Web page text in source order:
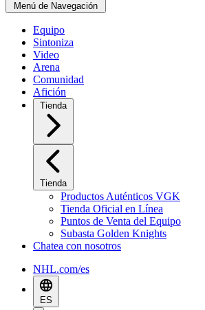
Menú de Navegación
Equipo
Sintoniza
Video
Arena
Comunidad
Afición
Tienda
Tienda
Productos Auténticos VGK
Tienda Oficial en Línea
Puntos de Venta del Equipo
Subasta Golden Knights
Chatea con nosotros
NHL.com/es
ES